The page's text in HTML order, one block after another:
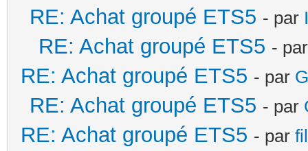
RE: Achat groupé ETS5 - par
RE: Achat groupé ETS5 -
RE: Achat groupé ETS5 - par
RE: Achat groupé ETS5 - par
RE: Achat groupé ETS5 - par